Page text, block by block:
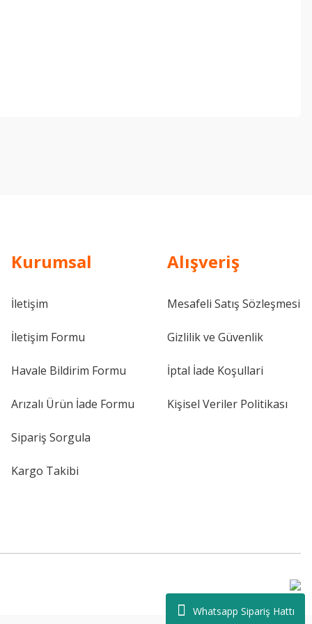
Whatsapp Sipariş Hattı
Kurumsal
İletişim
İletişim Formu
Havale Bildirim Formu
Arızalı Ürün İade Formu
Sipariş Sorgula
Kargo Takibi
Alışveriş
Mesafeli Satış Sözleşmesi
Gizlilik ve Güvenlik
İptal İade Koşullari
Kişisel Veriler Politikası